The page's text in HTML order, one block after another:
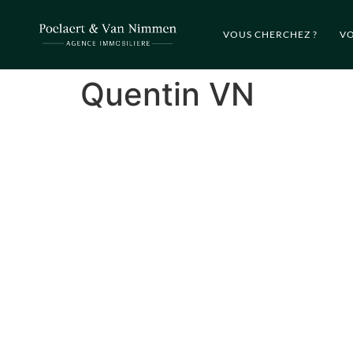
VOUS CHERCHEZ ?
Quentin VN